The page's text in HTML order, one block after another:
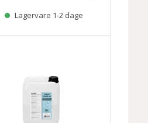
Lagervare 1-2 dage